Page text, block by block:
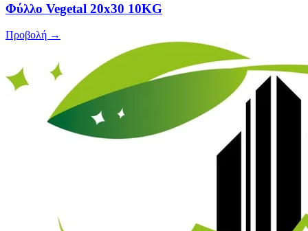
Φύλλο Vegetal 20x30 10KG
Προβολή →